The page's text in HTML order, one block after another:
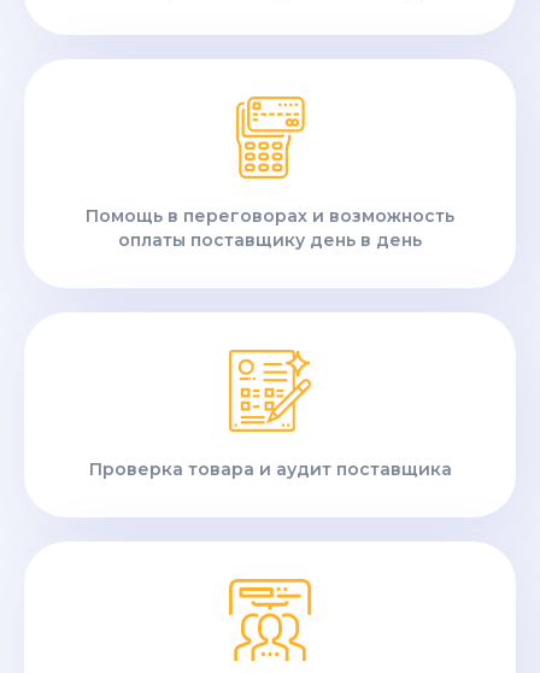
Помощь в переговорах и возможность
оплаты поставщику день в день
Проверка товара и аудит поставщика